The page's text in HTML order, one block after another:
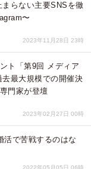
らない主要SNSを徹
〜
2023年11月28日 23時
ト「第9回 メディア
最大規模での開催決
門家が登壇
2023年02月27日 00時
活で苦戦するのはな